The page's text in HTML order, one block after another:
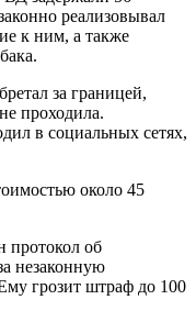
реализовывал
к ним, а также
за границей,
проходила.
в социальных сетях,
около 45
протокол об
незаконную
грозит штраф до 100